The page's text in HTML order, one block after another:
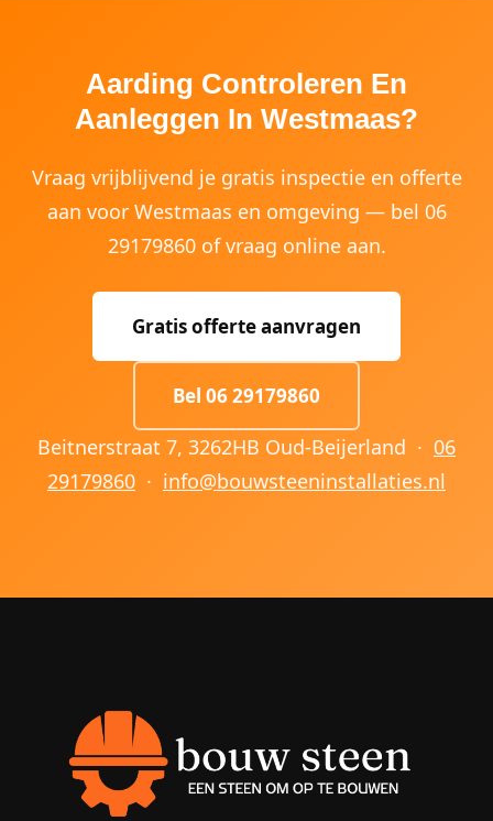
Aarding Controleren En
Aanleggen In Westmaas?
Vraag vrijblijvend je gratis inspectie en offerte
aan voor Westmaas en omgeving — bel 06
29179860 of vraag online aan.
Gratis offerte aanvragen
Bel 06 29179860
Beitnerstraat 7, 3262HB Oud-Beijerland · 06
29179860 · info@bouwsteeninstallaties.nl